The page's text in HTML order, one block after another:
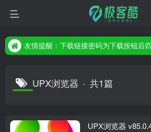
友情提醒：下载链接密码为下载按钮后四
友情提醒：下载链接密码为下载按钮后
UPX浏览器 共1篇
UPX浏览器